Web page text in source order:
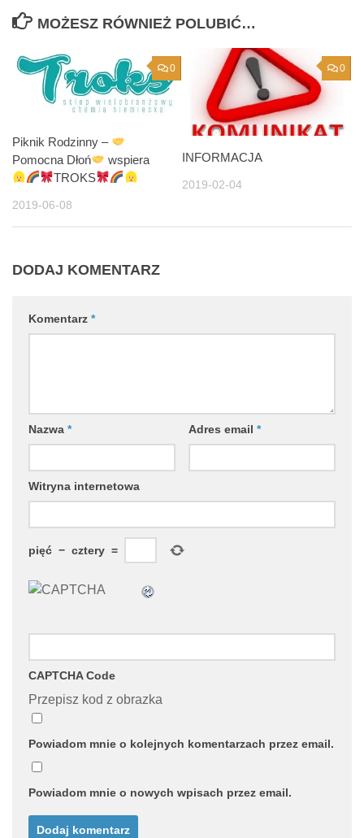
MOŻESZ RÓWNIEŻ POLUBIĆ…
0
Piknik Rodzinny –
Pomocna Dłoń
wspiera
TROKS
2019-06-08
0
INFORMACJA
2019-02-04
DODAJ KOMENTARZ
Komentarz *
Nazwa * Adres email *
Witryna internetowa
pięć − cztery =
CAPTCHA Code
Przepisz kod z obrazka
Powiadom mnie o kolejnych komentarzach przez email.
Powiadom mnie o nowych wpisach przez email.